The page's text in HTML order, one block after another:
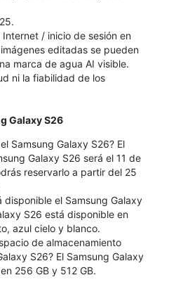
/ inicio de sesión en
editadas se pueden
marca de agua AI visible.
ni la fiabilidad de los
Galaxy S26
Samsung Galaxy S26? El
Galaxy S26 será el 11 de
reservarlo a partir del 25
disponible el Samsung Galaxy
S26 está disponible en
azul cielo y blanco.
de almacenamiento
S26? El Samsung Galaxy
256 GB y 512 GB.